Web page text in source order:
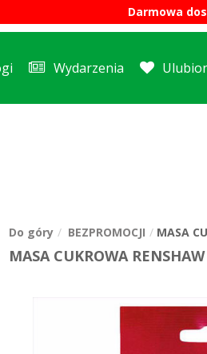
Darmowa
Wydarzenia
Do góry BEZPROMOCJI MASA
MASA CUKROWA